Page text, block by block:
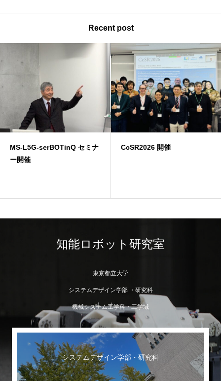
Recent post
CcSR2026 開催
L5G-CcS-serBOTinQセミナ
知能ロボット研究室
東京都立大学
システムデザイン学部 ・研究科
機械システム工学科・工学域
システムデザイン学部・研究科